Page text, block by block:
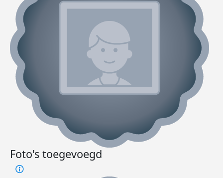
Foto's toegevoegd